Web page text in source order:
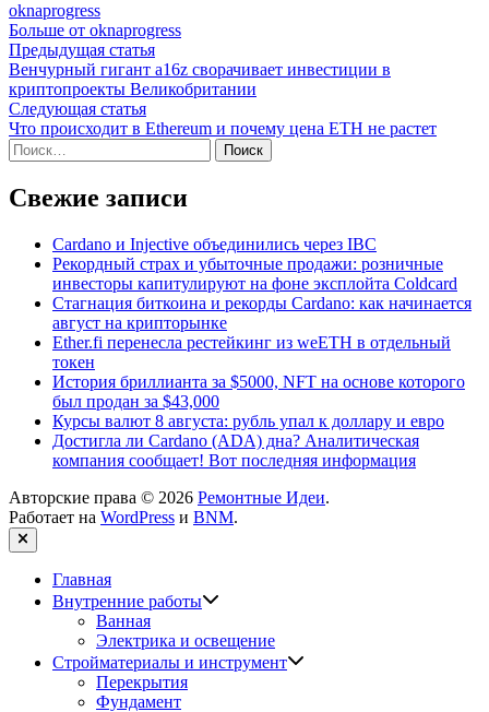
oknaprogress
Больше от oknaprogress
Навигация
по
записям
Предыдущая статьяПредыдущая
статья:
Венчурный гигант a16z сворачивает инвестиции в
криптопроекты Великобритании
Следующая статьяСледующая
статья:
Что происходит в Ethereum и почему цена ETH не растет
Найти:
Свежие записи
Cardano и Injective объединились через IBC
Рекордный страх и убыточные продажи: розничные
инвесторы капитулируют на фоне эксплойта Coldcard
Стагнация биткоина и рекорды Cardano: как начинается
август на крипторынке
Ether.fi перенесла рестейкинг из weETH в отдельный
токен
История бриллианта за $5000, NFT на основе которого
был продан за $43,000
Курсы валют 8 августа: рубль упал к доллару и евро
Достигла ли Cardano (ADA) дна? Аналитическая
компания сообщает! Вот последняя информация
Авторские права © 2026 Ремонтные Идеи.
Работает на WordPress и BNM.
Закрыть
Главная
Внутренние работы
Ванная
Электрика и освещение
Стройматериалы и инструмент
Перекрытия
Фундамент